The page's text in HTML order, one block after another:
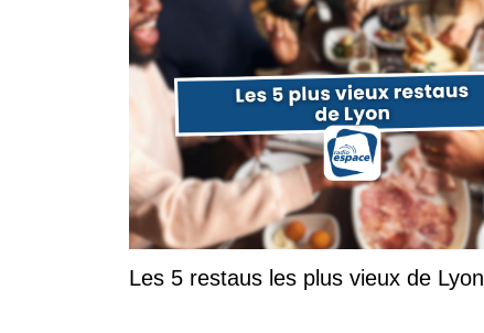
Les 5 restaus les plus vieux de Lyon